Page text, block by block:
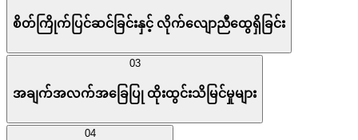
စိတ်ကြိုက်ပြင်ဆင်ခြင်းနှင့် လိုက်လျောညီထွေရှိခြင်း
03
အချက်အလက်အခြေပြု ထိုးထွင်းသိမြင်မှုများ
04